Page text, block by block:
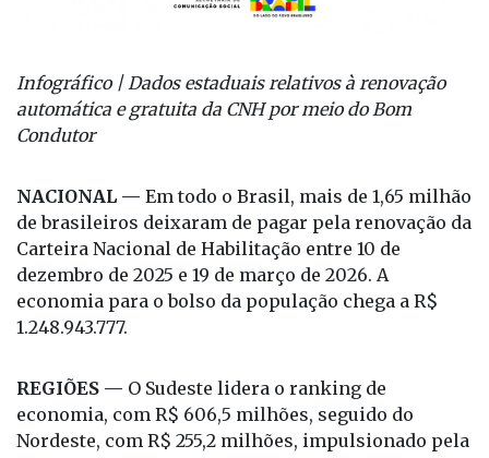
Infográfico | Dados estaduais relativos à renovação
automática e gratuita da CNH por meio do Bom
Condutor
NACIONAL — Em todo o Brasil, mais de 1,65 milhão
de brasileiros deixaram de pagar pela renovação da
Carteira Nacional de Habilitação entre 10 de
dezembro de 2025 e 19 de março de 2026. A
economia para o bolso da população chega a R$
1.248.943.777.
REGIÕES — O Sudeste lidera o ranking de
economia, com R$ 606,5 milhões, seguido do
Nordeste, com R$ 255,2 milhões, impulsionado pela